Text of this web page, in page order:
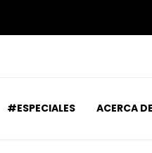
#ESPECIALES ACERCA DE